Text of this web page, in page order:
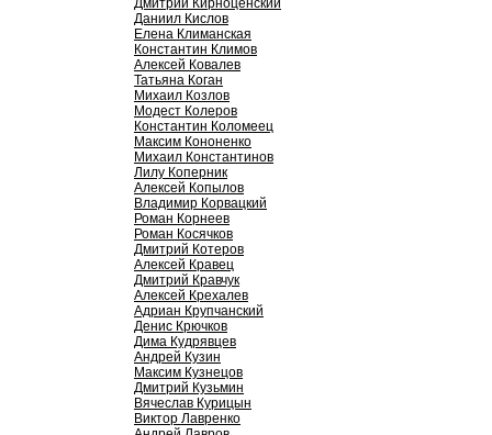
Дмитрий Кирноценский
Даниил Кислов
Елена Климанская
Константин Климов
Алексей Ковалев
Татьяна Коган
Михаил Козлов
Модест Колеров
Константин Коломеец
Максим Кононенко
Михаил Константинов
Лилу Коперник
Алексей Копылов
Владимир Корвацкий
Роман Корнеев
Роман Косячков
Дмитрий Котеров
Алексей Кравец
Дмитрий Кравчук
Алексей Крехалев
Адриан Крупчанский
Денис Крючков
Дима Кудрявцев
Андрей Кузин
Максим Кузнецов
Дмитрий Кузьмин
Вячеслав Курицын
Виктор Лавренко